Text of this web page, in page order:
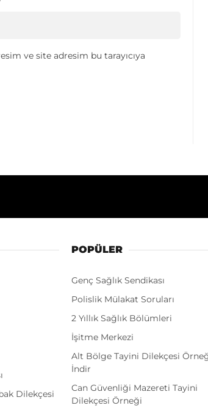
ve site adresim bu tarayıcıya
Dilekçesi
POPÜLER
Genç Sağlık Sendikası
Polislik Mülakat Soruları
2 Yıllık Sağlık Bölümleri
İşitme Merkezi
Alt Bölge Tayini Dilekçesi
İndir
Can Güvenliği Mazereti Tayini
Dilekçesi Örneği